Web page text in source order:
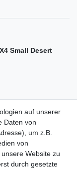
Small Desert
auf unserer
Daten von
um z.B.
von
Website zu
durch gesetzte